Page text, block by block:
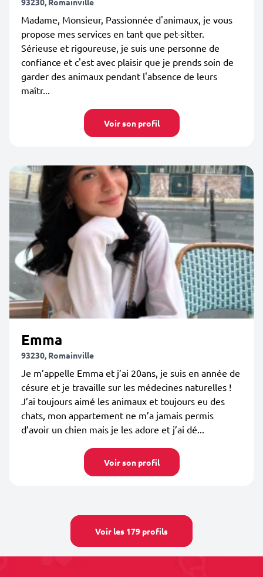
Madame, Monsieur, Passionnée d'animaux, je vous
propose mes services en tant que pet-sitter.
Sérieuse et rigoureuse, je suis une personne de
confiance et c'est avec plaisir que je prends soin de
garder des animaux pendant l'absence de leurs
maîtr...
Voir son profil
Emma
93230, Romainville
Je m’appelle Emma et j’ai 20ans, je suis en année de
césure et je travaille sur les médecines naturelles !
J’ai toujours aimé les animaux et toujours eu des
chats, mon appartement ne m’a jamais permis
d’avoir un chien mais je les adore et j’ai dé...
Voir son profil
Voir les 179 profils